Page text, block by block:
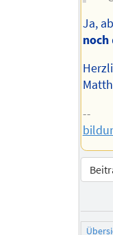
Ja,
noch
--